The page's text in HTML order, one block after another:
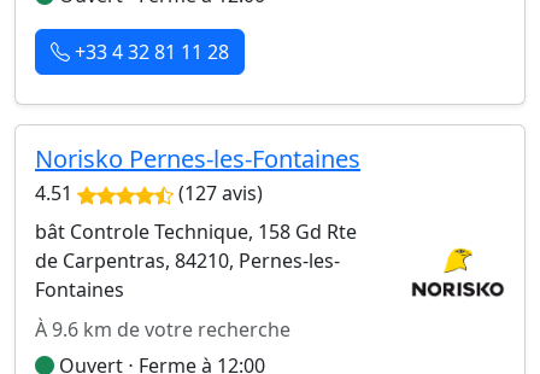
+33 4 32 81 11 28
Norisko Pernes-les-Fontaines
4.51
(127 avis)
bât Controle Technique, 158 Gd Rte
de Carpentras, 84210, Pernes-les-
Fontaines
À 9.6 km de votre recherche
Ouvert ⋅ Ferme à 12:00